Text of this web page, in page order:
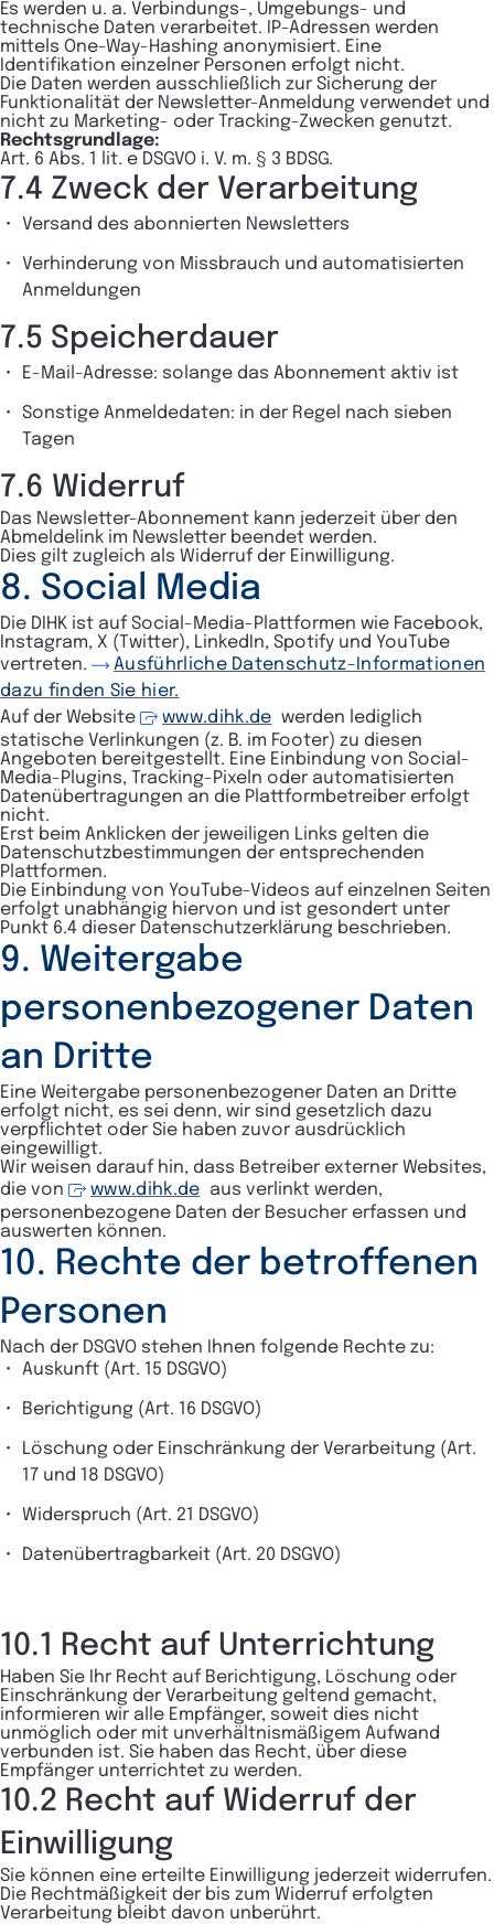
Es werden u. a. Verbindungs-, Umgebungs- und
technische Daten verarbeitet. IP-Adressen werden
mittels One-Way-Hashing anonymisiert. Eine
Identifikation einzelner Personen erfolgt nicht.
Die Daten werden ausschließlich zur Sicherung der
Funktionalität der Newsletter-Anmeldung verwendet und
nicht zu Marketing- oder Tracking-Zwecken genutzt.
Rechtsgrundlage:
Art. 6 Abs. 1 lit. e DSGVO i. V. m. § 3 BDSG.
7.4 Zweck der Verarbeitung
Versand des abonnierten Newsletters
Verhinderung von Missbrauch und automatisierten
Anmeldungen
7.5 Speicherdauer
E-Mail-Adresse: solange das Abonnement aktiv ist
Sonstige Anmeldedaten: in der Regel nach sieben
Tagen
7.6 Widerruf
Das Newsletter-Abonnement kann jederzeit über den
Abmeldelink im Newsletter beendet werden.
Dies gilt zugleich als Widerruf der Einwilligung.
8. Social Media
Die DIHK ist auf Social-Media-Plattformen wie Facebook,
Instagram, X (Twitter), LinkedIn, Spotify und YouTube
vertreten.
Ausführliche Datenschutz-Informationen
dazu finden Sie hier.
Auf der Website
www.dihk.de werden lediglich
statische Verlinkungen (z. B. im Footer) zu diesen
Angeboten bereitgestellt. Eine Einbindung von Social-
Media-Plugins, Tracking-Pixeln oder automatisierten
Datenübertragungen an die Plattformbetreiber erfolgt
nicht.
Erst beim Anklicken der jeweiligen Links gelten die
Datenschutzbestimmungen der entsprechenden
Plattformen.
Die Einbindung von YouTube-Videos auf einzelnen Seiten
erfolgt unabhängig hiervon und ist gesondert unter
Punkt 6.4 dieser Datenschutzerklärung beschrieben.
9. Weitergabe
personenbezogener Daten
an Dritte
Eine Weitergabe personenbezogener Daten an Dritte
erfolgt nicht, es sei denn, wir sind gesetzlich dazu
verpflichtet oder Sie haben zuvor ausdrücklich
eingewilligt.
Wir weisen darauf hin, dass Betreiber externer Websites,
die von
www.dihk.de aus verlinkt werden,
personenbezogene Daten der Besucher erfassen und
auswerten können.
10. Rechte der betroffenen
Personen
Nach der DSGVO stehen Ihnen folgende Rechte zu:
Auskunft (Art. 15 DSGVO)
Berichtigung (Art. 16 DSGVO)
Löschung oder Einschränkung der Verarbeitung (Art.
17 und 18 DSGVO)
Widerspruch (Art. 21 DSGVO)
Datenübertragbarkeit (Art. 20 DSGVO)
10.1 Recht auf Unterrichtung
Haben Sie Ihr Recht auf Berichtigung, Löschung oder
Einschränkung der Verarbeitung geltend gemacht,
informieren wir alle Empfänger, soweit dies nicht
unmöglich oder mit unverhältnismäßigem Aufwand
verbunden ist. Sie haben das Recht, über diese
Empfänger unterrichtet zu werden.
10.2 Recht auf Widerruf der
Einwilligung
Sie können eine erteilte Einwilligung jederzeit widerrufen.
Die Rechtmäßigkeit der bis zum Widerruf erfolgten
Verarbeitung bleibt davon unberührt.